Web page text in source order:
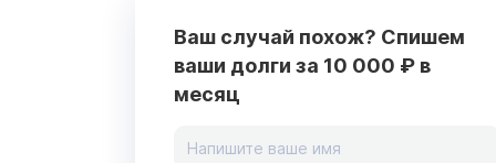
Ваш случай похож? Спишем
ваши долги за 10 000 ₽ в
месяц